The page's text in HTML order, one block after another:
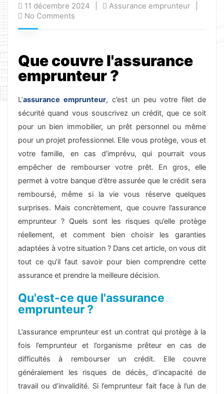
11 décembre 2024
Assurance emprunteur
No Comments
Que couvre l'assurance
emprunteur ?
L’assurance emprunteur, c’est un peu votre filet de
sécurité quand vous souscrivez un crédit, que ce soit
pour un bien immobilier, un prêt personnel ou même
pour un projet professionnel. Elle vous protège, vous et
votre famille, en cas d’imprévu, qui pourrait vous
empêcher de rembourser votre prêt. En gros, elle
permet à votre banque d’être assurée que le crédit sera
remboursé, même si la vie vous réserve quelques
surprises. Mais concrètement, que couvre l’assurance
emprunteur ? Quels sont les risques qu’elle protège
réellement, et comment bien choisir les garanties
adaptées à votre situation ? Dans cet article, on vous dit
tout ce qu’il faut savoir pour bien comprendre cette
assurance et prendre la meilleure décision.
Qu'est-ce que l'assurance
emprunteur ?
L’assurance emprunteur est un contrat qui protège à la
fois l’emprunteur et l’organisme prêteur en cas de
difficultés à rembourser un crédit. Elle couvre
généralement les risques de décès, d’incapacité de
travail ou d’invalidité. Si l’emprunteur fait face à l’un de